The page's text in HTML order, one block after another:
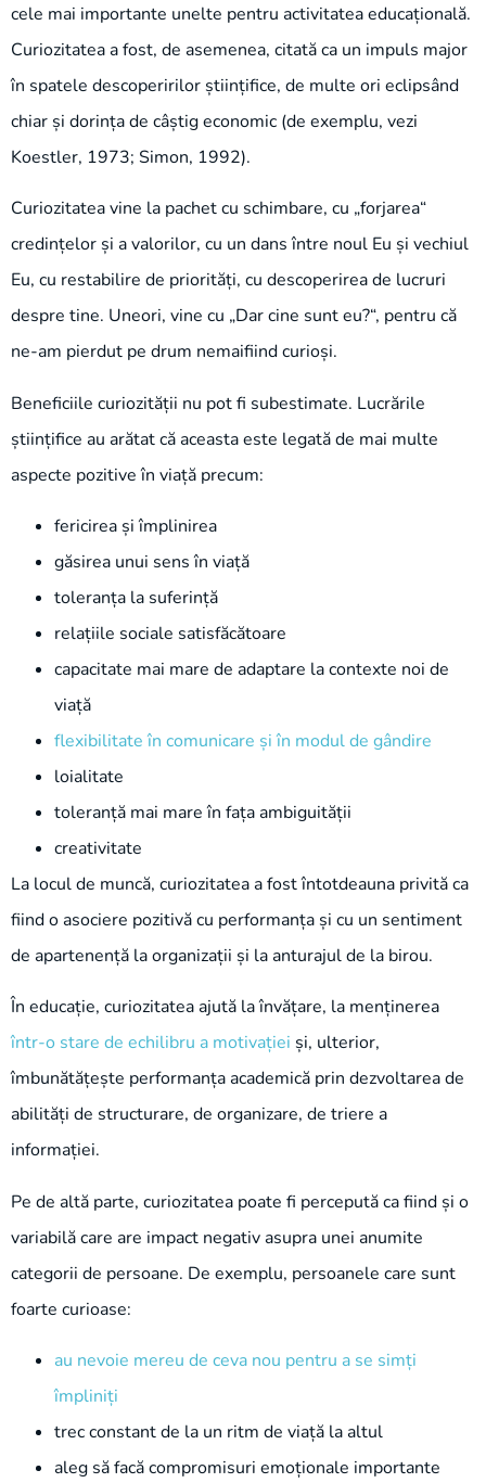
cele mai importante unelte pentru activitatea educațională.
Curiozitatea a fost, de asemenea, citată ca un impuls major
în spatele descoperirilor științifice, de multe ori eclipsând
chiar și dorința de câștig economic (de exemplu, vezi
Koestler, 1973; Simon, 1992).
Curiozitatea vine la pachet cu schimbare, cu „forjarea“
credințelor și a valorilor, cu un dans între noul Eu și vechiul
Eu, cu restabilire de priorități, cu descoperirea de lucruri
despre tine. Uneori, vine cu „Dar cine sunt eu?“, pentru că
ne-am pierdut pe drum nemaifiind curioși.
Beneficiile curiozității nu pot fi subestimate. Lucrările
științifice au arătat că aceasta este legată de mai multe
aspecte pozitive în viață precum:
fericirea și împlinirea
găsirea unui sens în viață
toleranța la suferință
relațiile sociale satisfăcătoare
capacitate mai mare de adaptare la contexte noi de
viață
flexibilitate în comunicare și în modul de gândire
loialitate
toleranță mai mare în fața ambiguității
creativitate
La locul de muncă, curiozitatea a fost întotdeauna privită ca
fiind o asociere pozitivă cu performanța și cu un sentiment
de apartenență la organizații și la anturajul de la birou.
În educație, curiozitatea ajută la învățare, la menținerea
într-o stare de echilibru a motivației și, ulterior,
îmbunătățește performanța academică prin dezvoltarea de
abilități de structurare, de organizare, de triere a
informației.
Pe de altă parte, curiozitatea poate fi percepută ca fiind și o
variabilă care are impact negativ asupra unei anumite
categorii de persoane. De exemplu, persoanele care sunt
foarte curioase:
au nevoie mereu de ceva nou pentru a se simți
împliniți
trec constant de la un ritm de viață la altul
aleg să facă compromisuri emoționale importante